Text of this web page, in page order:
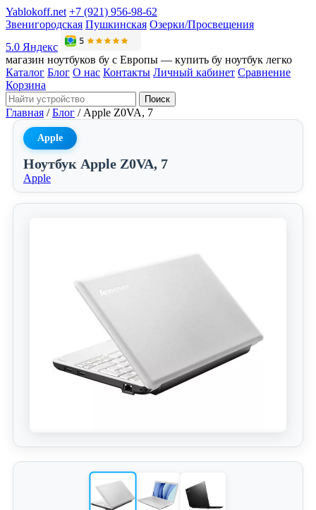
Yablokoff.net +7 (921) 956-98-62
Звенигородская Пушкинская Озерки/Просвещения
5.0 Яндекс
магазин ноутбуков бу с Европы — купить бу ноутбук легко
Каталог Блог О нас Контакты Личный кабинет Сравнение
Корзина
Поиск
Главная / Блог / Apple Z0VA, 7
Apple
Ноутбук Apple Z0VA, 7
Apple